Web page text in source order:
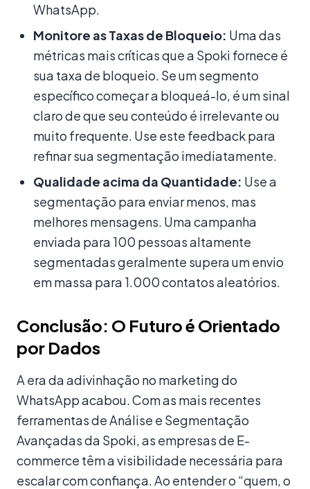
WhatsApp.
Monitore as Taxas de Bloqueio: Uma das
métricas mais críticas que a Spoki fornece é
sua taxa de bloqueio. Se um segmento
específico começar a bloqueá-lo, é um sinal
claro de que seu conteúdo é irrelevante ou
muito frequente. Use este feedback para
refinar sua segmentação imediatamente.
Qualidade acima da Quantidade: Use a
segmentação para enviar menos, mas
melhores mensagens. Uma campanha
enviada para 100 pessoas altamente
segmentadas geralmente supera um envio
em massa para 1.000 contatos aleatórios.
Conclusão: O Futuro é Orientado
por Dados
A era da adivinhação no marketing do
WhatsApp acabou. Com as mais recentes
ferramentas de Análise e Segmentação
Avançadas da Spoki, as empresas de E-
commerce têm a visibilidade necessária para
escalar com confiança. Ao entender o “quem, o